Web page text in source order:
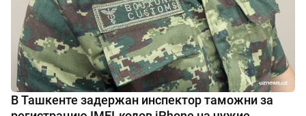
В Ташкенте задержан инспектор таможни за